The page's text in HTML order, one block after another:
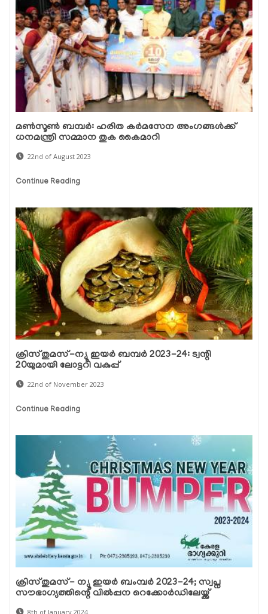
മൺസൂൺ ബമ്പർ: ഹരിത കർമസേന അംഗങ്ങൾക്ക്
ധനമന്ത്രി സമ്മാന തുക കൈമാറി
22nd of August 2023
Continue Reading
ക്രിസ്തുമസ്-ന്യൂ ഇയർ ബമ്പർ 2023-24: ട്വന്റി
20യുമായി ലോട്ടറി വകുപ്പ്
22nd of November 2023
Continue Reading
ക്രിസ്തുമസ്- ന്യൂ ഇയർ ബംമ്പർ 2023-24; സ്വപ്ന
സൗഭാഗ്യത്തിന്റെ വിൽപ്പന റെക്കോർഡിലേയ്ക്ക്
8th of January 2024